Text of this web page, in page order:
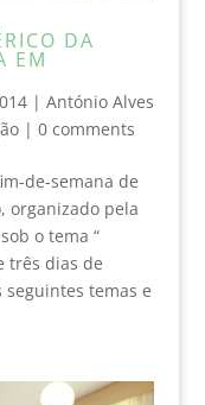
DA
EM
| António Alves
| 0 comments
de-semana de
organizado pela
o tema “
três dias de
seguintes temas e